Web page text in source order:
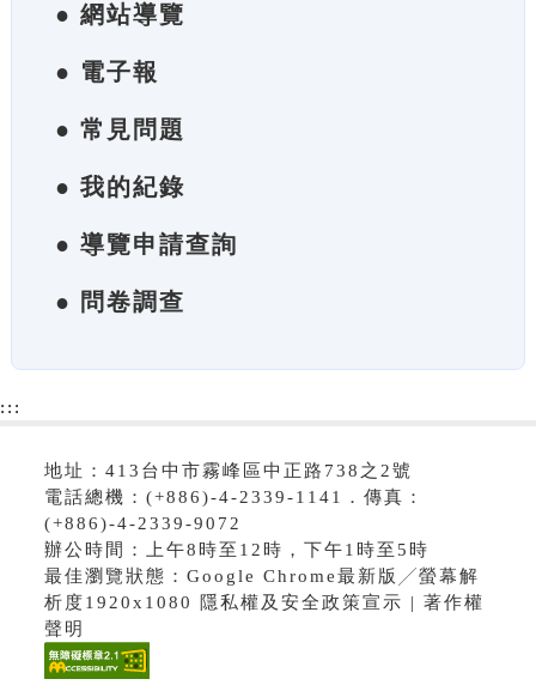
● 網站導覽
● 電子報
● 常見問題
● 我的紀錄
● 導覽申請查詢
● 問卷調查
:::
地址：413台中市霧峰區中正路738之2號
電話總機：(+886)-4-2339-1141．傳真：
(+886)-4-2339-9072
辦公時間：上午8時至12時，下午1時至5時
最佳瀏覽狀態：Google Chrome最新版╱螢幕解
析度1920x1080 隱私權及安全政策宣示 | 著作權
聲明